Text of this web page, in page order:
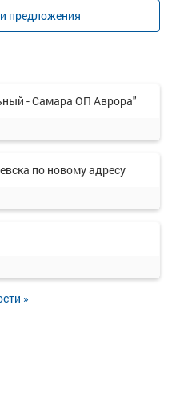
предложения
- Самара ОП Аврора"
по новому адресу
»